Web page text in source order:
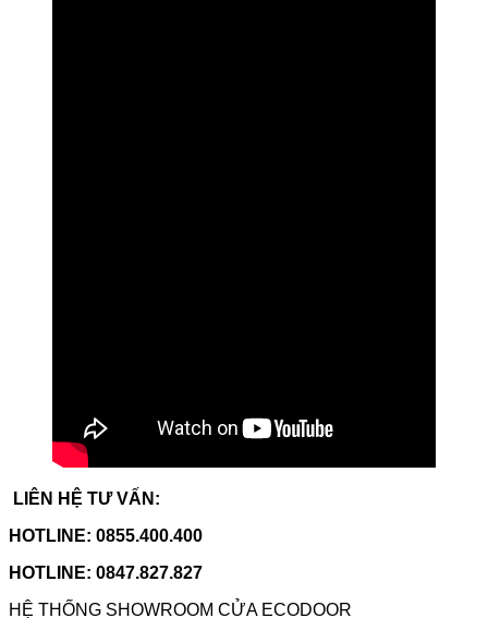
LIÊN HỆ TƯ VẤN:
HOTLINE: 0855.400.400
HOTLINE: 0847.827.827
HỆ THỐNG SHOWROOM CỬA ECODOOR